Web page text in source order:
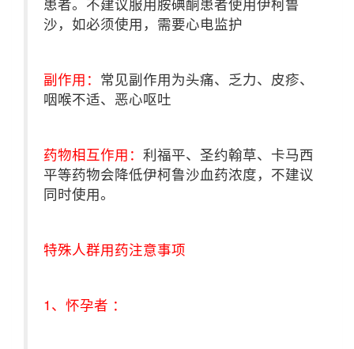
沙，如必须使用，需要心电监护
副作用： 常见副作用为头痛、乏力、皮疹、
咽喉不适、恶心呕吐
药物相互作用： 利福平、圣约翰草、卡马西
平等药物会降低伊柯鲁沙血药浓度，不建议
同时使用。
特殊人群用药注意事项
1、怀孕者 ：